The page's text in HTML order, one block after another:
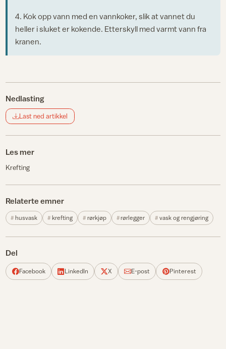
4. Kok opp vann med en vannkoker, slik at vannet du
heller i sluket er kokende. Etterskyll med varmt vann fra
kranen.
Nedlasting
Last ned artikkel
Les mer
Krefting
Relaterte emner
husvask krefting rørkjøp rørlegger vask og rengjøring
Del
Facebook LinkedIn X E-post Pinterest